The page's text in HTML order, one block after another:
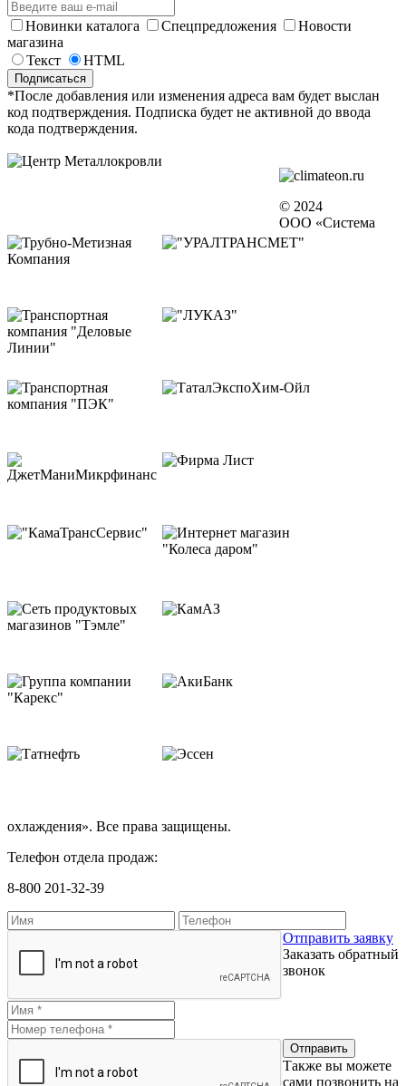
Новинки каталога Спецпредложения
Новости
магазина
Текст
HTML
*После добавления или изменения адреса вам будет выслан
код подтверждения. Подписка будет не активной до ввода
кода подтверждения.
© 2024
ООО «Система
охлаждения». Все права защищены.
Телефон отдела продаж:
8-800 201-32-39
Отправить заявку
Заказать обратный
звонок
Также вы можете
сами позвонить на